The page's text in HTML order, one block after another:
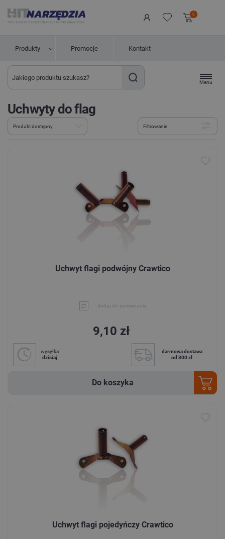
0
Produkty Promocje Kontakt
Menu
Uchwyty do flag
Filtrowanie
Uchwyt flagi podwójny Crawtico
dodaj do porównania
9,10 zł
wysyłka
dzisiaj
darmowa dostawa
od 300 zł
Do koszyka
Uchwyt flagi pojedyńczy Crawtico